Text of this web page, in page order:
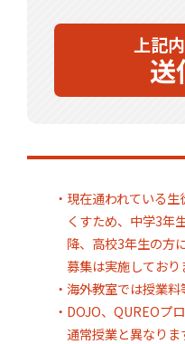
上記
送
・現在通われている
くすため、中学3年
降、高校3年生の方
募集は実施しており
・海外教室では授業料
・DOJO、QUREOプ
通常授業と異なり